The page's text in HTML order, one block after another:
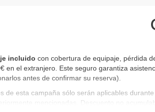
incluido con cobertura de equipaje, pérdida
en el extranjero. Este seguro garantiza
antes de confirmar su reserva)
de esta campaña sólo serán aplicables
mencionadas. Descuento no